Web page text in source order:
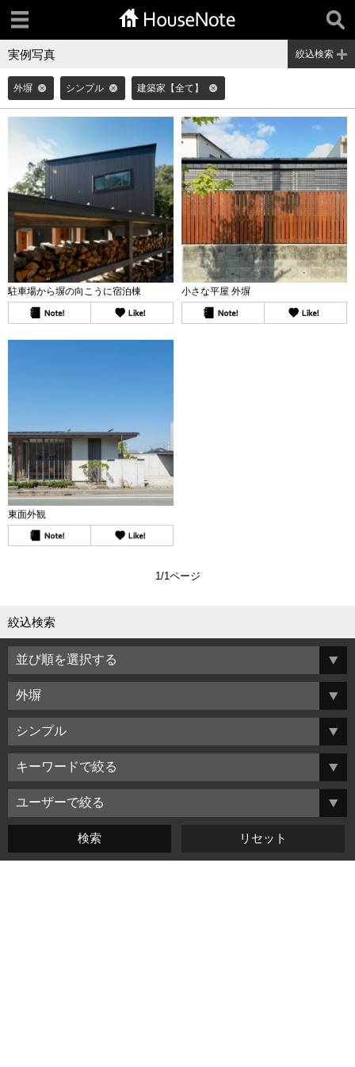
実例写真 絞込検索
外塀 シンプル 建築家【全て】
駐車場から塀の向こうに宿泊棟 小さな平屋 外塀
東面外観
1/1ページ
絞込検索